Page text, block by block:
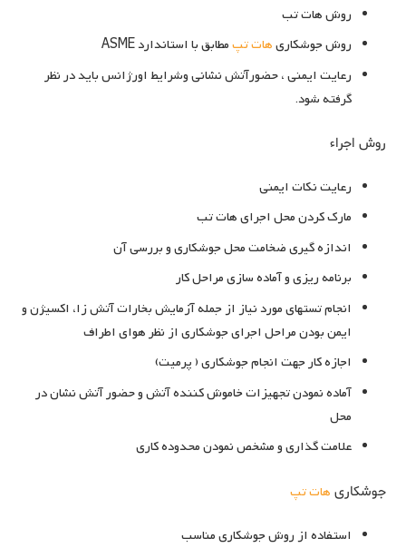
روش هات تب
روش جوشکاریهات تپمطابق با استاندارد ASME
رعایت ایمنی ، حضورآتش نشانی وشرایط اورژانس باید در نظر
گرفته شود.
روش اجراء
رعایت نکات ایمنی
مارک کردن محل اجرای هات تب
اندازه گیری ضخامت محل جوشکاری و بررسی آن
برنامه ریزی و آماده سازی مراحل کار
انجام تستهای مورد نیاز از جمله آزمایش بخارات آتش زا، اکسیژن و
ایمن بودن مراحل اجرای جوشکاری از نظر هوای اطراف
اجازه کار جهت انجام جوشکاری ( پرمیت)
آماده نمودن تجهیزات خاموش کننده آتش و حضور آتش نشان در
محل
علامت گذاری و مشخص نمودن محدوده کاری
جوشکاری هات تپ
استفاده از روش جوشکاری مناسب